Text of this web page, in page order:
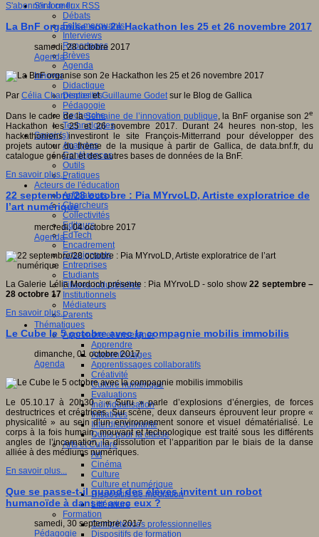
S'informer
Débats
Faits marquants
Interviews
Reportages
Brèves
Agenda
Innover
Didactique
Dispositifs
Pédagogie
Recherche
Technologies
Savoir(s)
Analyses
Conférences
Outils
Pratiques
Acteurs de l'éducation
Animateurs
Chercheurs
Collectivités
Editeurs
EdTech
Encadrement
Enseignants
Entreprises
Etudiants
Filières industrielles
Institutionnels
Médiateurs
Parents
Thématiques
Apprendre et enseigner
Apprendre
Apprentissages
Apprentissages collaboratifs
Créativité
Culture numérique
Evaluations
Individualisation
Initiatives
Interdisciplinarité
Outils pour la classe
Arts et Culture
Art
Cinéma
Culture
Culture et numérique
Dispositifs de médiation
Littérature
Formation
Compétences professionnelles
Dispositifs de formation
S'abonner à ce flux RSS
La BnF organise son 2e Hackathon les 25 et 26 novembre 2017
samedi, 28 octobre 2017
Agenda
Par Célia CharpentieretGuillaume Godetsur le Blog de Gallica
Dans le cadre de laSemaine de l’innovation publique, la BnF organise son 2e
Hackathon les 25 et 26 novembre 2017. Durant 24 heures non-stop, les
hackathoniens investiront le site François-Mitterrand pour développer des
projets autour du thème de la musique à partir de Gallica, de data.bnf.fr, du
catalogue général et des autres bases de données de la BnF.
En savoir plus...
22 septembre/28 octobre : Pia MYrvoLD, Artiste exploratrice de
l’art numérique
mercredi, 04 octobre 2017
Agenda
La Galerie Lélia Mordoch présente : Pia MYrvoLD - solo show22 septembre –
28 octobre 17
En savoir plus...
Le Cube le 5 octobre avec la compagnie mobilis immobilis
dimanche, 01 octobre 2017
Agenda
Le 05.10.17 à 20h30 : « Suru » parle d’explosions d’énergies, de forces
destructrices et créatrices. Sur scène, deux danseurs éprouvent leur propre «
physicalité » au sein d’un environnement sonore et visuel dématérialisé. Le
corps à la fois humain, mouvant et technologique est traité sous les différents
angles de l’incarnation, la dissolution et l’apparition par le biais de la danse
alliée à des médiums numériques.
En savoir plus...
Que se passe-t-il quand des élèves invitent un robot
humanoïde à danser avec eux ?
samedi, 30 septembre 2017
Pédagogie